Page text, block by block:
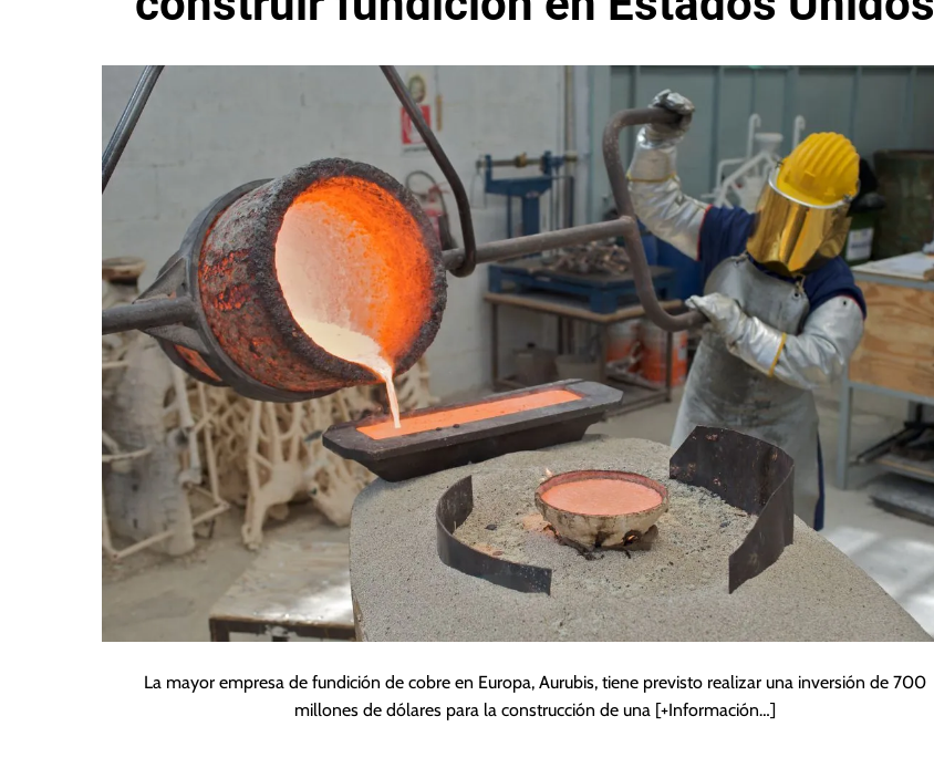
La mayor empresa de fundición de cobre en Europa, Aurubis, tiene previsto realizar una inversión de 700
millones de dólares para la construcción de una [+Información…]